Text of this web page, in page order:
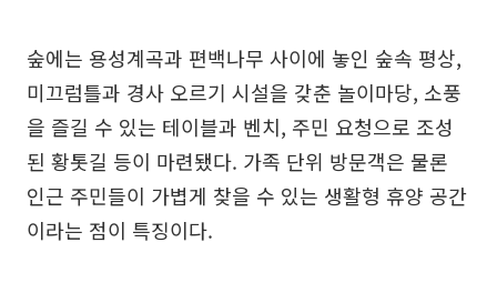
숲에는 용성계곡과 편백나무 사이에 놓인 숲속 평상,
미끄럼틀과 경사 오르기 시설을 갖춘 놀이마당, 소풍
을 즐길 수 있는 테이블과 벤치, 주민 요청으로 조성
된 황톳길 등이 마련됐다. 가족 단위 방문객은 물론
인근 주민들이 가볍게 찾을 수 있는 생활형 휴양 공간
이라는 점이 특징이다.